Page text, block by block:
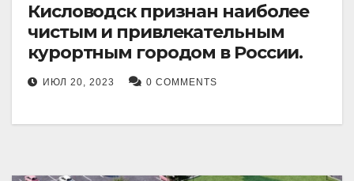
Кисловодск признан наиболее
чистым и привлекательным
курортным городом в России.
ИЮЛ 20, 2023 0 COMMENTS